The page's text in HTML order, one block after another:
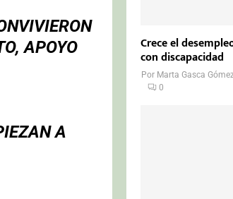
APOYO
A
Crece el
con discapacidad
Por Marta Gasca
0